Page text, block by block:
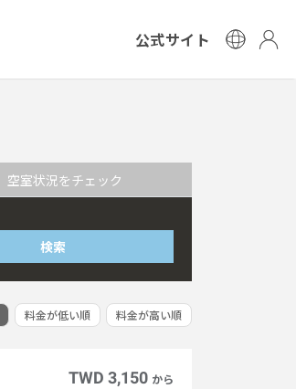
公式サイト
空室状況をチェック
検索
料金が低い順 料金が高い順
TWD 3,150 から